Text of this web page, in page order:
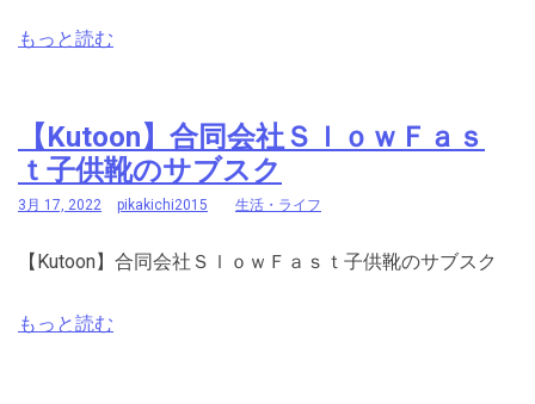
もっと読む
【Kutoon】合同会社ＳｌｏｗＦａｓ
ｔ子供靴のサブスク
3月 17, 2022 pikakichi2015 生活・ライフ
【Kutoon】合同会社ＳｌｏｗＦａｓｔ子供靴のサブスク
もっと読む